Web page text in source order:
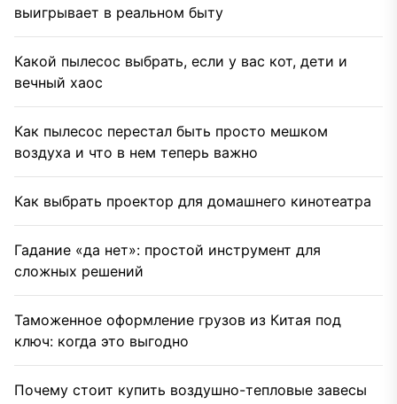
выигрывает в реальном быту
Какой пылесос выбрать, если у вас кот, дети и
вечный хаос
Как пылесос перестал быть просто мешком
воздуха и что в нем теперь важно
Как выбрать проектор для домашнего кинотеатра
Гадание «да нет»: простой инструмент для
сложных решений
Таможенное оформление грузов из Китая под
ключ: когда это выгодно
Почему стоит купить воздушно-тепловые завесы